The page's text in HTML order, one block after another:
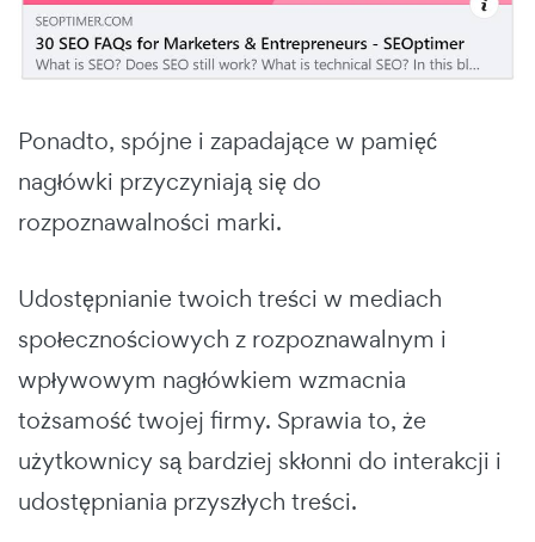
Ponadto, spójne i zapadające w pamięć
nagłówki przyczyniają się do
rozpoznawalności marki.
Udostępnianie twoich treści w mediach
społecznościowych z rozpoznawalnym i
wpływowym nagłówkiem wzmacnia
tożsamość twojej firmy. Sprawia to, że
użytkownicy są bardziej skłonni do interakcji i
udostępniania przyszłych treści.